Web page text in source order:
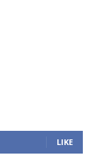
LIKE